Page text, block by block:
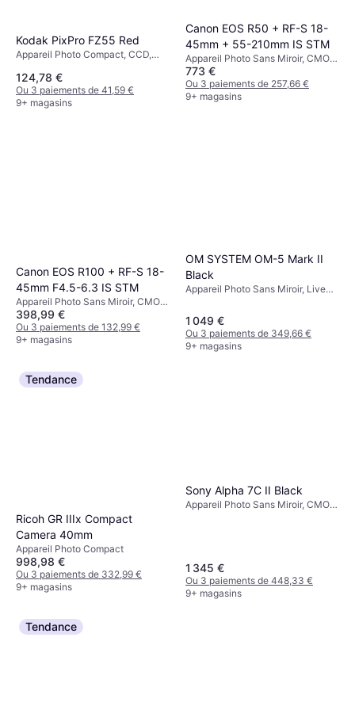
Kodak PixPro FZ55 Red
Appareil Photo Compact, CCD,
Detection, Continuous Drive, 106g
124,78 €
Ou 3 paiements de 41,59 €
9+ magasins
Canon EOS R50 + RF-S 18-
45mm + 55-210mm IS STM
Appareil Photo Sans Miroir, CMOS,
APS-C, 24.2 MP, Face Detection,
Continuous Drive, PictBridge,
376g
773 €
Ou 3 paiements de 257,66 €
9+ magasins
Canon EOS R100 + RF-S 18-
45mm F4.5-6.3 IS STM
Appareil Photo Sans Miroir, CMOS,
APS-C, 24.1 MP, Face Detection,
PictBridge, Continuous Drive,
356g
398,99 €
Ou 3 paiements de 132,99 €
9+ magasins
OM SYSTEM OM-5 Mark II
Black
Appareil Photo Sans Miroir, Live
Continuous Drive, Face Detection,
418g
1 049 €
Ou 3 paiements de 349,66 €
9+ magasins
Tendance
Ricoh GR IIIx Compact
Camera 40mm
Appareil Photo Compact
998,98 €
Ou 3 paiements de 332,99 €
9+ magasins
Sony Alpha 7C II Black
Appareil Photo Sans Miroir, CMOS,
1 345 €
Ou 3 paiements de 448,33 €
9+ magasins
Tendance